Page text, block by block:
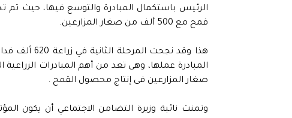
الرئيس باستكمال المبادرة والتوسع فيها، حيث تم
قمح مع 500 ألف من صغار المزارعين.
المبادرة عملها، وهى تعد من أهم المبادرات
صغار المزارعين فى إنتاج محصول القمح .
وتمنت نائبة وزيرة التضامن الاجتماعي أن يكون